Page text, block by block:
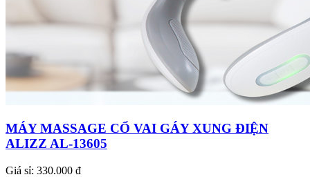
MÁY MASSAGE CỔ VAI GÁY XUNG ĐIỆN
ALIZZ AL-13605
Giá sỉ: 330.000 đ